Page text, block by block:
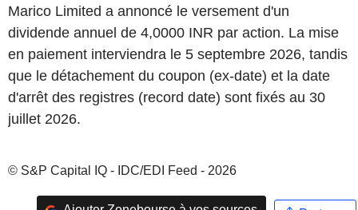
Marico Limited a annoncé le versement d'un
dividende annuel de 4,0000 INR par action. La mise
en paiement interviendra le 5 septembre 2026, tandis
que le détachement du coupon (ex-date) et la date
d'arrêt des registres (record date) sont fixés au 30
juillet 2026.
© S&P Capital IQ - IDC/EDI Feed - 2026